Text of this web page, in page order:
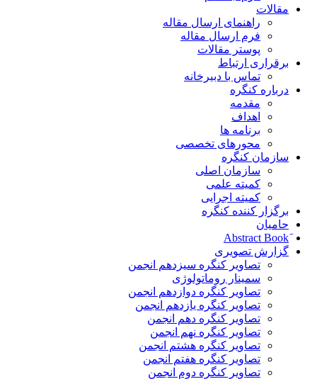
مقالات
راهنمای ارسال مقاله
فرم ارسال مقاله
پوستر مقالات
برقراری ارتباط
تماس با دبیرخانه
درباره کنگره
مقدمه
اهداف
برنامه ها
محورهای تخصصی
سازمان کنگره
سازمان اصلی
کمیته علمی
کمیته اجرایی
برگزار کننده کنگره
حامیان
گزارش تصویری
تصاویر کنگره سیزدهم انجمن
سمینار روماتولوژی
تصاویر کنگره دوازدهم انجمن
تصاویر کنگره یازدهم انجمن
تصاویر کنگره دهم انجمن
تصاویر کنگره نهم انجمن
تصاویر کنگره هشتم انجمن
تصاویر کنگره هفتم انجمن
تصاویر کنگره دوم انجمن